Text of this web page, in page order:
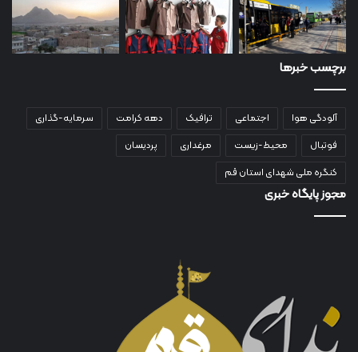
برچسب خبرها
آلودگی هوا اجتماعی ترافیک دهه کرامت
سرمایه-گذاری
فوتبال
محیط-زیست مرغداری
پردیسان
کنگره ملی شهدای استان قم
مجوز پایگاه خبری